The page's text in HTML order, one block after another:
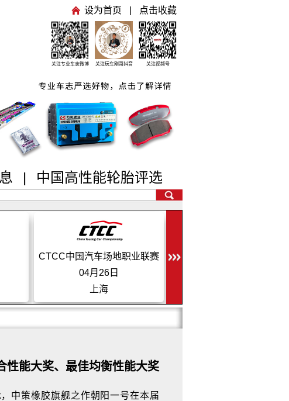
点击收藏
设为首页
关注专业车志微博
关注玩车刚哥抖音
关注视频号
| 中国高性能轮胎评选
CTCC中国汽车场地职业联赛
04月26日
上海
性能大奖、最佳均衡性能大奖
中策橡胶旗舰之作朝阳一号在本届